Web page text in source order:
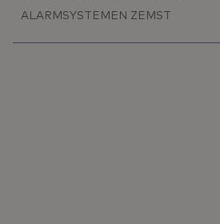
ALARMSYSTEMEN ZEMST